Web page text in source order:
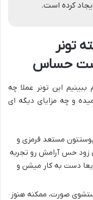
کرده است.
تونر
حساس
ببینیم این تونر عملا چه
و چه مزایای دیگه ای
مستعد قرمزی و
زود حس آرامش رو تجربه
دست به کار میشن و
صورت، ممکنه هنوز